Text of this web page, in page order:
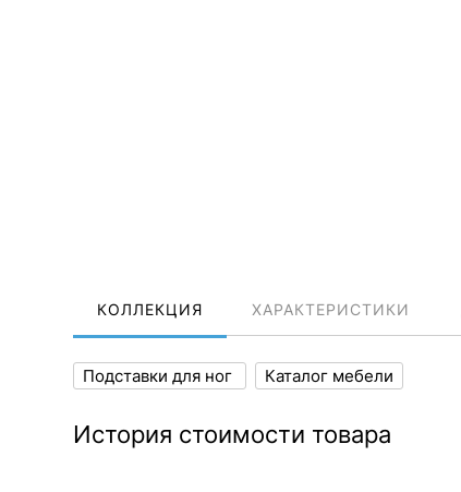
КОЛЛЕКЦИЯ ХАРАКТЕРИСТИКИ
Подставки для ног Каталог мебели
История стоимости товара